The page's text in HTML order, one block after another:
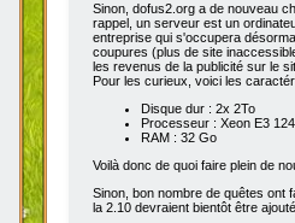
Sinon, dofus2.org a de nouveau
rappel, un serveur est un
entreprise qui s'occupera
coupures (plus de site
les revenus de la publicité sur le
Pour les curieux, voici les
Disque dur : 2x 2To
Processeur : Xeon E3
RAM : 32 Go
Voilà donc de quoi faire plein de
Sinon, bon nombre de quêtes ont
la 2.10 devraient bientôt être